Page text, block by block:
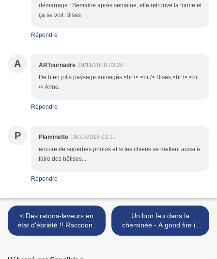
démarrage ! Semaine après semaine, elle retrouve la forme et
ça se voit. Bises
Répondre
A ARTournadre 19/11/2018 03:20
De bien jolis paysage enneigés,<br /> <br /> Bises,<br /> <br
/> Anne.
Répondre
P Plaminette 19/11/2018 03:11
encore de superbes photos et si les chiens se mettent aussi à
faire des bêtises...
Répondre
< Des ratons-laveurs en
état d'ébriété !! Raccoons
drunk !!
Un bon feu dans la
cheminée - A good fire in
the fireplace >